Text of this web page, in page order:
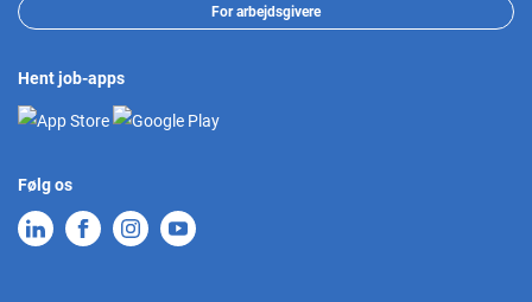
For arbejdsgivere
Hent job-apps
Følg os